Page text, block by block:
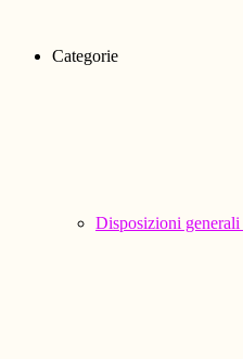
Categorie
Disposizioni generali